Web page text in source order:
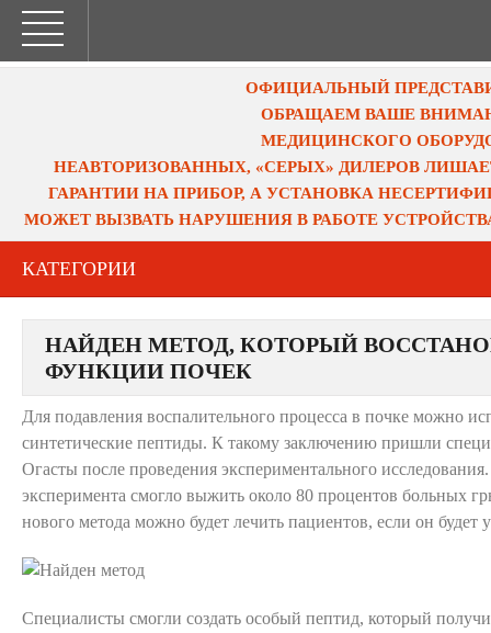
ОФИЦИАЛЬНЫЙ
ОБРАЩАЕМ ВАШЕ
МЕДИЦИНСКОГО
НЕАВТОРИЗОВАННЫХ, «СЕРЫХ» ДИЛЕРОВ
ГАРАНТИИ НА ПРИБОР, А УСТАНОВКА
МОЖЕТ ВЫЗВАТЬ НАРУШЕНИЯ В РАБОТЕ
КАТЕГОРИИ
НАЙДЕН МЕТОД, КОТОРЫЙ
ФУНКЦИИ ПОЧЕК
Для подавления воспалительного процесса в почке можно
синтетические пептиды. К такому заключению пришли
Огасты после проведения экспериментального
эксперимента смогло выжить около 80 процентов больных
нового метода можно будет лечить пациентов, если он будет
Специалисты смогли создать особый пептид, который